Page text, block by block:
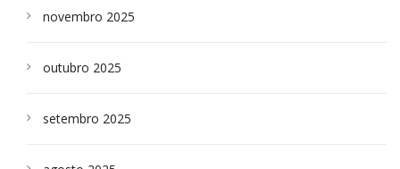
novembro 2025
outubro 2025
setembro 2025